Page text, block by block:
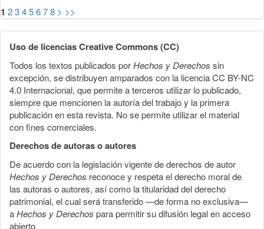
1 2345678 > >>
Uso de licencias Creative Commons (CC)
Todos los textos publicados porHechos y Derechos sin
excepción, se distribuyen amparados con la licencia CC BY-NC
4.0 Internacional, que permite a terceros utilizar lo publicado,
siempre que mencionen la autoría del trabajo y la primera
publicación en esta revista. No se permite utilizar el material
con fines comerciales.
Derechos de autoras o autores
De acuerdo con la legislación vigente de derechos de autor
Hechos y Derechos reconoce y respeta el derecho moral de
las autoras o autores, así como la titularidad del derecho
patrimonial, el cual será transferido —de forma no exclusiva—
aHechos y Derechos para permitir su difusión legal en acceso
abierto.